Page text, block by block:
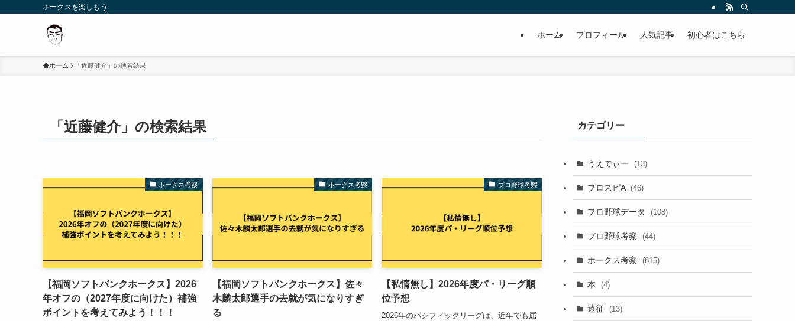
ホークスを楽しもう
ホーム プロフィール 人気記事 初心者はこちら
ホーム 「近藤健介」の検索結果
「近藤健介」の検索結果
ホークス考察
【福岡ソフトバンクホークス】2026
年オフの（2027年度に向けた）補強
ポイントを考えてみよう！！！
ホークス考察
【福岡ソフトバンクホークス】佐々
木麟太郎選手の去就が気になりすぎ
る
プロ野球考察
【私情無し】2026年度パ・リーグ順
位予想
2026年のパシフィックリーグは、近年でも屈
カテゴリー
うえでぃー (13)
プロスピA (46)
プロ野球データ (108)
プロ野球考察 (44)
ホークス考察 (815)
本 (4)
遠征 (13)